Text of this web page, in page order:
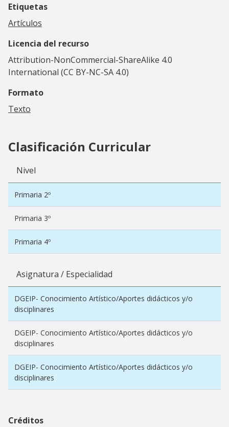
Etiquetas
Artículos
Licencia del recurso
Attribution-NonCommercial-ShareAlike 4.0
International (CC BY-NC-SA 4.0)
Formato
Texto
Clasificación Curricular
Nivel
Primaria 2º
Primaria 3º
Primaria 4º
Asignatura / Especialidad
DGEIP- Conocimiento Artístico/Aportes didácticos y/o
disciplinares
DGEIP- Conocimiento Artístico/Aportes didácticos y/o
disciplinares
DGEIP- Conocimiento Artístico/Aportes didácticos y/o
disciplinares
Créditos